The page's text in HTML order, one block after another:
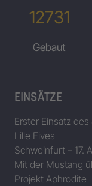
12731
Gebaut
EINSÄTZE
Erster Einsatz
Lille Fives
Schweinfurt – 17.
Mit der Mustang
Projekt Aphrodite